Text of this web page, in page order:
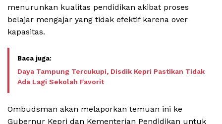
menurunkan kualitas pendidikan akibat proses
belajar mengajar yang tidak efektif karena over
kapasitas.
Daya Tampung Tercukupi, Disdik Kepri Pastikan Tidak
Ada Lagi Sekolah Favorit
Ombudsman akan melaporkan temuan ini ke
Gubernur Kepri dan Kementerian Pendidikan untuk